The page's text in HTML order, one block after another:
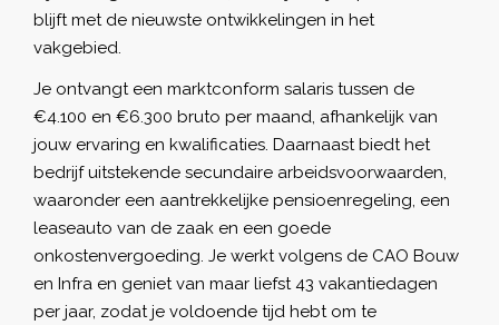
blijft met de nieuwste ontwikkelingen in het
vakgebied.
Je ontvangt een marktconform salaris tussen de
€4.100 en €6.300 bruto per maand, afhankelijk van
jouw ervaring en kwalificaties. Daarnaast biedt het
bedrijf uitstekende secundaire arbeidsvoorwaarden,
waaronder een aantrekkelijke pensioenregeling, een
leaseauto van de zaak en een goede
onkostenvergoeding. Je werkt volgens de CAO Bouw
en Infra en geniet van maar liefst 43 vakantiedagen
per jaar, zodat je voldoende tijd hebt om te